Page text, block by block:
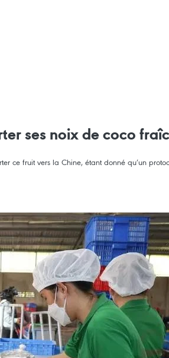
ses noix de coco
ce fruit vers la Chine, étant donné qu’un